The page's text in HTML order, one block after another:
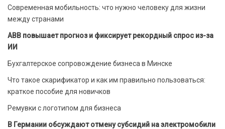
Современная мобильность: что нужно человеку для жизни
между странами
ABB повышает прогноз и фиксирует рекордный спрос из-за
ИИ
Бухгалтерское сопровождение бизнеса в Минске
Что такое скарификатор и как им правильно пользоваться:
краткое пособие для новичков
Ремувки с логотипом для бизнеса
В Германии обсуждают отмену субсидий на электромобили